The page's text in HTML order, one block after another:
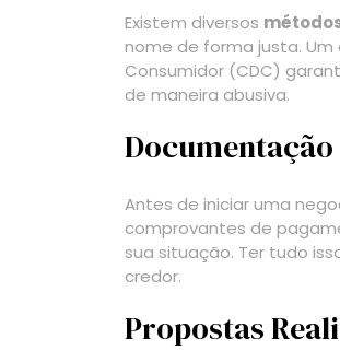
Existem diversos
nome de forma justa.
Consumidor (CDC)
de maneira abusiva.
Documentação
Antes de iniciar uma
comprovantes de
sua situação. Ter tudo
credor.
Propostas